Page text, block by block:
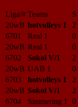
Liga/# Teams S
20wB hotvolleys 1 2
6701
Real 1 0
20wB Real 1 0
6702
Sokol V/1 2
20wB UAB 1 0
6703
hotvolleys 1 2
20wB Sokol V/1 2
6704
Simmering 1 0